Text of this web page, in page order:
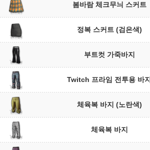
봄바람 체크무늬 스커트
정복 스커트 (검은색)
부트컷 가죽바지
Twitch 프라임 전투용 바지
체육복 바지 (노란색)
체육복 바지